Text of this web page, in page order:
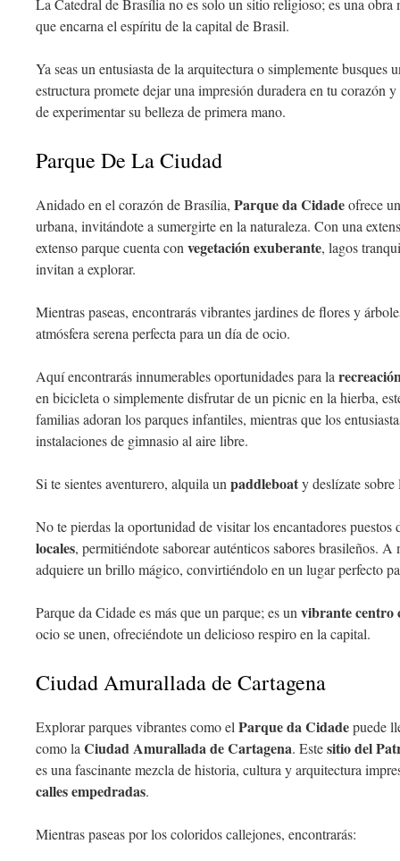
La Catedral de Brasília no es solo un sitio religioso; es una obra
que encarna el espíritu de la capital de Brasil.
Ya seas un entusiasta de la arquitectura o simplemente busques
estructura promete dejar una impresión duradera en tu corazón
de experimentar su belleza de primera mano.
Parque De La Ciudad
Anidado en el corazón de Brasília, Parque da Cidadeofrece
urbana, invitándote a sumergirte en la naturaleza. Con una
extenso parque cuenta con vegetación exuberante, lagos
invitan a explorar.
Mientras paseas, encontrarás vibrantes jardines de flores y
atmósfera serena perfecta para un día de ocio.
Aquí encontrarás innumerables oportunidades para la
en bicicleta o simplemente disfrutar de un picnic en la hierba,
familias adoran los parques infantiles, mientras que los
instalaciones de gimnasio al aire libre.
Si te sientes aventurero, alquila un paddleboaty deslízate
No te pierdas la oportunidad de visitar los encantadores
locales, permitiéndote saborear auténticos sabores brasileños.
adquiere un brillo mágico, convirtiéndolo en un lugar perfecto
Parque da Cidade es más que un parque; es un vibrante centro
ocio se unen, ofreciéndote un delicioso respiro en la capital.
Ciudad Amurallada de Cartagena
Explorar parques vibrantes como el Parque da Cidadepuede
como la Ciudad Amurallada de Cartagena. Estesitio del
es una fascinante mezcla de historia, cultura y arquitectura
calles empedradas.
Mientras paseas por los coloridos callejones, encontrarás: